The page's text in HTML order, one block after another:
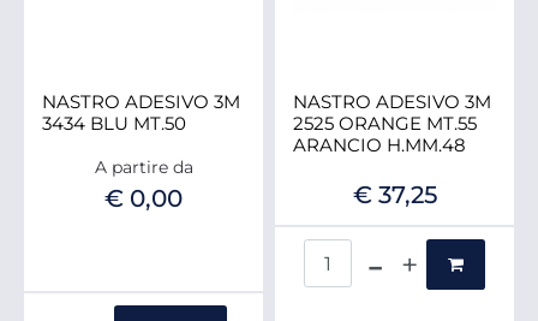
NASTRO ADESIVO 3M
3434 BLU MT.50
A partire da
€ 0,00
NASTRO ADESIVO 3M
2525 ORANGE MT.55
ARANCIO H.MM.48
€ 37,25